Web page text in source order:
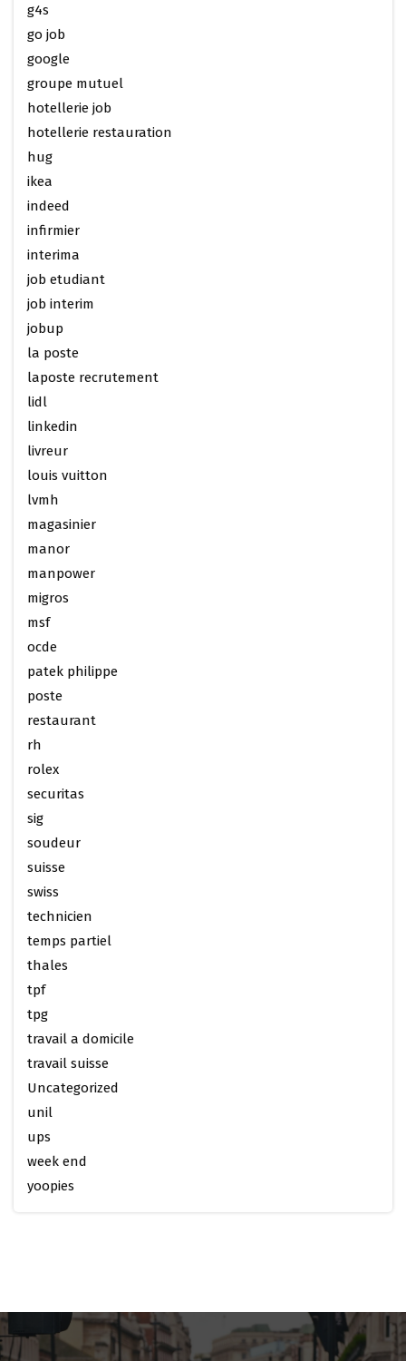
g4s
go job
google
groupe mutuel
hotellerie job
hotellerie restauration
hug
ikea
indeed
infirmier
interima
job etudiant
job interim
jobup
la poste
laposte recrutement
lidl
linkedin
livreur
louis vuitton
lvmh
magasinier
manor
manpower
migros
msf
ocde
patek philippe
poste
restaurant
rh
rolex
securitas
sig
soudeur
suisse
swiss
technicien
temps partiel
thales
tpf
tpg
travail a domicile
travail suisse
Uncategorized
unil
ups
week end
yoopies